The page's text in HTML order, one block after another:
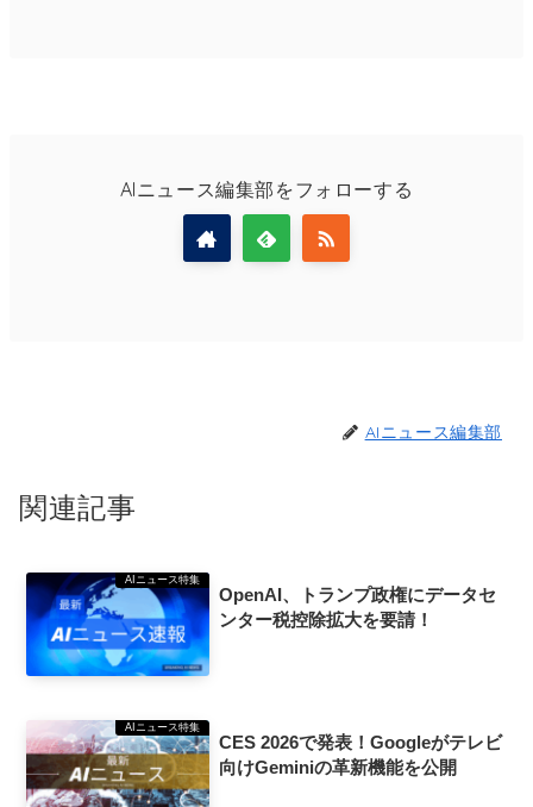
AIニュース編集部をフォローする
AIニュース編集部
関連記事
AIニュース特集
OpenAI、トランプ政権にデータセ
ンター税控除拡大を要請！
AIニュース特集
CES 2026で発表！Googleがテレビ
向けGeminiの革新機能を公開